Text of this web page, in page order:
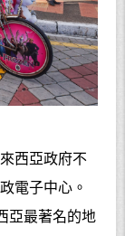
西亞政府不
電子中心。
亞最著名的地